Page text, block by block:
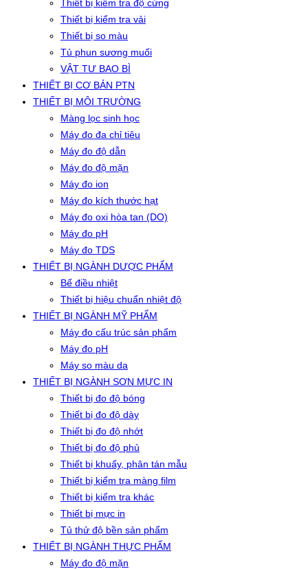
Thiết bị kiểm tra độ cứng
Thiết bị kiểm tra vải
Thiết bị so màu
Tủ phun sương muối
VẬT TƯ BAO BÌ
THIẾT BỊ CƠ BẢN PTN
THIẾT BỊ MÔI TRƯỜNG
Màng lọc sinh học
Máy đo đa chỉ tiêu
Máy đo độ dẫn
Máy đo độ mặn
Máy đo ion
Máy đo kích thước hạt
Máy đo oxi hòa tan (DO)
Máy đo pH
Máy đo TDS
THIẾT BỊ NGÀNH DƯỢC PHẨM
Bể điều nhiệt
Thiết bị hiệu chuẩn nhiệt độ
THIẾT BỊ NGÀNH MỸ PHẨM
Máy đo cấu trúc sản phẩm
Máy đo pH
Máy so màu da
THIẾT BỊ NGÀNH SƠN MỰC IN
Thiết bị đo độ bóng
Thiết bị đo độ dày
Thiết bị đo độ nhớt
Thiết bị đo độ phủ
Thiết bị khuấy, phân tán mẫu
Thiết bị kiểm tra màng film
Thiết bị kiểm tra khác
Thiết bị mực in
Tủ thử độ bền sản phẩm
THIẾT BỊ NGÀNH THỰC PHẨM
Máy đo độ mặn